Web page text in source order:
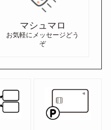
マシュマロ
お気軽にメッセージどう
ぞ